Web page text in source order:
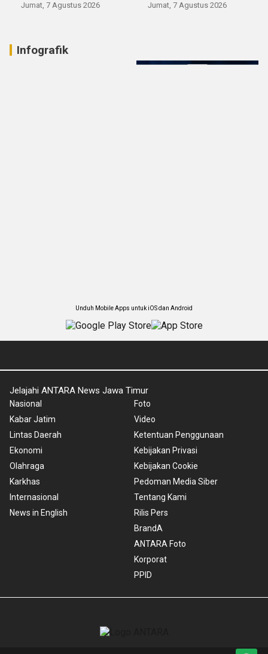
Jumat, 7 Agustus 2026 Jumat, 7 Agustus 2026
Infografik
Unduh Mobile Apps untuk iOS dan Android
Jelajahi ANTARA News Jawa Timur
Nasional
Kabar Jatim
Lintas Daerah
Ekonomi
Olahraga
Karkhas
Internasional
News in English
Foto
Video
Ketentuan Penggunaan
Kebijakan Privasi
Kebijakan Cookie
Pedoman Media Siber
Tentang Kami
Rilis Pers
BrandA
ANTARA Foto
Korporat
PPID